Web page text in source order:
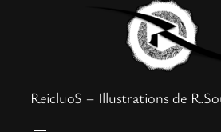
ReicluoS – Illustrations de